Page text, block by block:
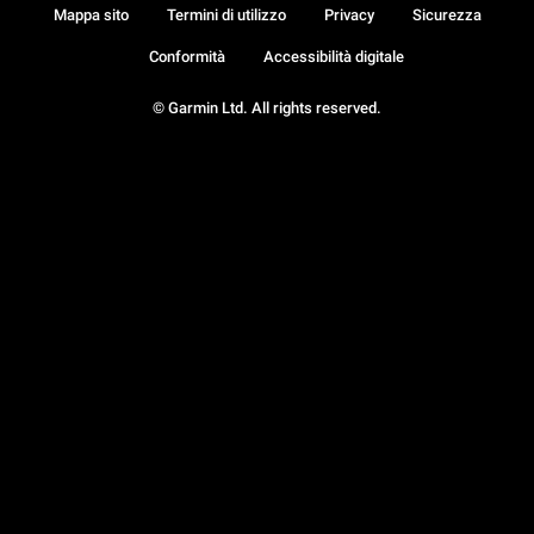
© Garmin Ltd. All rights reserved.
Mappa sito Termini di utilizzo Privacy Sicurezza
Conformità Accessibilità digitale